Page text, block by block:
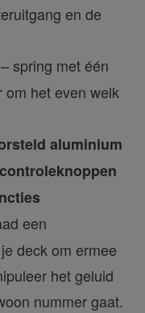
en de
– spring met één
het even welk
aluminium
een
deck om ermee
het geluid
nummer gaat.